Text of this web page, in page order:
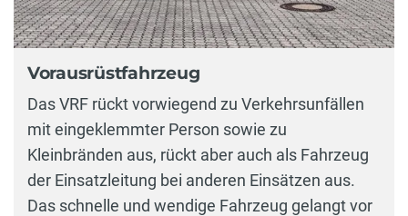
Vorausrüstfahrzeug
Das VRF rückt vorwiegend zu Verkehrsunfällen
mit eingeklemmter Person sowie zu
Kleinbränden aus, rückt aber auch als Fahrzeug
der Einsatzleitung bei anderen Einsätzen aus.
Das schnelle und wendige Fahrzeug gelangt vor